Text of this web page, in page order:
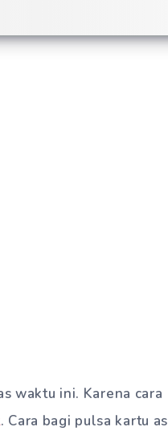
waktu ini. Karena cara
. Cara bagi pulsa kartu as